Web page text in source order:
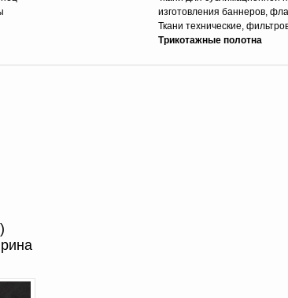
изготовления баннеров,
Ткани технические,
Трикотажные полотна